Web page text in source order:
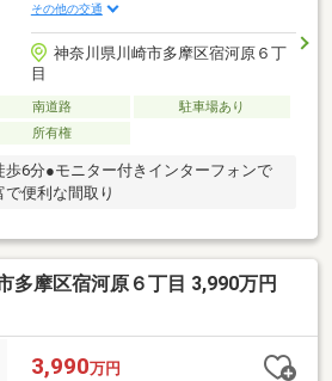
その他の交通
神奈川県川崎市多摩区宿河原６丁
目
南道路
駐車場あり
所有権
6分●モニター付きインターフォンで
便利な間取り
多摩区宿河原６丁目 3,990万円
3,990万円